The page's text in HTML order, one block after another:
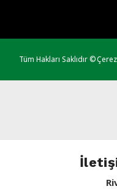
Tüm Hakları Saklıdır ©